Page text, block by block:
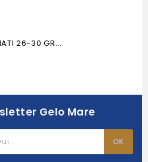
26-30 GR...
Gelo Mare